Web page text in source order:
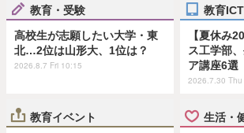
教育・受験
高校生が志願したい大学・東
北…2位は山形大、1位は？
2026.8.7 Fri 10:15
教育ICT
【夏休み
ス工学部
ア講座6選
2026.7.30
教育イベント 生活・